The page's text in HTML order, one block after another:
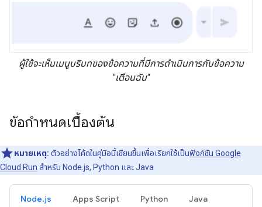
ผู้ใช้จะเห็นเมนูบริบทของข้อความที่มีการดำเนินการกับข้อความ
"เตือนฉัน"
ข้อกำหนดเบื้องต้น
หมายเหตุ: ตัวอย่างโค้ดในคู่มือนี้เขียนขึ้นเพื่อเรียกใช้เป็นฟังก์ชัน Google
Cloud Run สำหรับ Node.js, Python และ Java
Node.js Apps Script Python Java